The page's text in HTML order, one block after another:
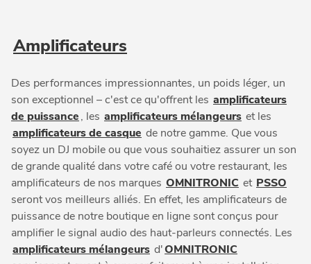
Amplificateurs
Des performances impressionnantes, un poids léger, un
son exceptionnel – c'est ce qu'offrent les amplificateurs
de puissance, les amplificateurs mélangeurs et les
amplificateurs de casque de notre gamme. Que vous
soyez un DJ mobile ou que vous souhaitiez assurer un son
de grande qualité dans votre café ou votre restaurant, les
amplificateurs de nos marques OMNITRONIC et PSSO
seront vos meilleurs alliés. En effet, les amplificateurs de
puissance de notre boutique en ligne sont conçus pour
amplifier le signal audio des haut-parleurs connectés. Les
amplificateurs mélangeurs d'OMNITRONIC